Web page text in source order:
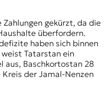
Zahlungen gekürzt, da die
überfordern.
haben sich binnen
Tatarstan ein
aus, Baschkortostan 28
der Jamal-Nenzen